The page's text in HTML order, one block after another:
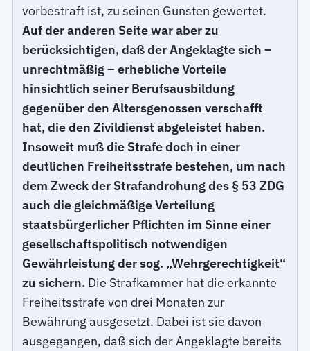
vorbestraft ist, zu seinen Gunsten gewertet.
Auf der anderen Seite war aber zu
berücksichtigen, daß der Angeklagte sich –
unrechtmäßig – erhebliche Vorteile
hinsichtlich seiner Berufsausbildung
gegenüber den Altersgenossen verschafft
hat, die den Zivildienst abgeleistet haben.
Insoweit muß die Strafe doch in einer
deutlichen Freiheitsstrafe bestehen, um nach
dem Zweck der Strafandrohung des § 53 ZDG
auch die gleichmäßige Verteilung
staatsbürgerlicher Pflichten im Sinne einer
gesellschaftspolitisch notwendigen
Gewährleistung der sog. „Wehrgerechtigkeit“
zu sichern. Die Strafkammer hat die erkannte
Freiheitsstrafe von drei Monaten zur
Bewährung ausgesetzt. Dabei ist sie davon
ausgegangen, daß sich der Angeklagte bereits